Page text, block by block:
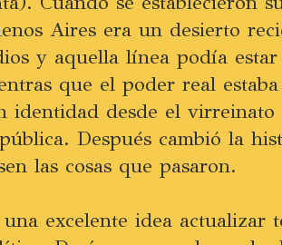
Aires era un desierto
y aquella línea podía
que el poder real
identidad desde el
Después cambió la
las cosas que pasaron.
una excelente idea actualizar